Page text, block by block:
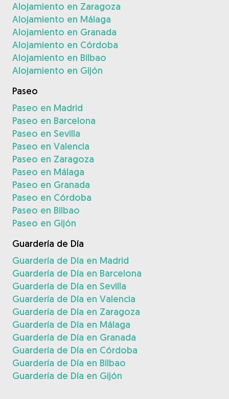
Alojamiento en Zaragoza
Alojamiento en Málaga
Alojamiento en Granada
Alojamiento en Córdoba
Alojamiento en Bilbao
Alojamiento en Gijón
Paseo
Paseo en Madrid
Paseo en Barcelona
Paseo en Sevilla
Paseo en Valencia
Paseo en Zaragoza
Paseo en Málaga
Paseo en Granada
Paseo en Córdoba
Paseo en Bilbao
Paseo en Gijón
Guardería de Día
Guardería de Día en Madrid
Guardería de Día en Barcelona
Guardería de Día en Sevilla
Guardería de Día en Valencia
Guardería de Día en Zaragoza
Guardería de Día en Málaga
Guardería de Día en Granada
Guardería de Día en Córdoba
Guardería de Día en Bilbao
Guardería de Día en Gijón